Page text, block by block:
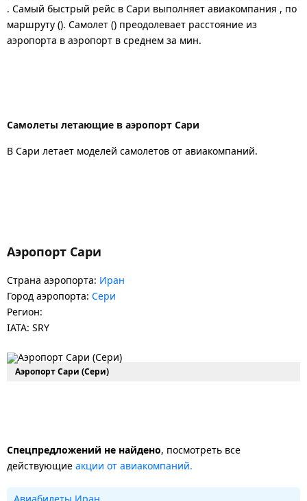
. Самый быстрый рейс в Сари выполняет авиакомпания , по
маршруту (). Самолет () преодолевает расстояние из
аэропорта в аэропорт в среднем за мин.
Самолеты летающие в аэропорт Сари
В Сари летает моделей самолетов от авиакомпаний.
Аэропорт Сари
Страна аэропорта: Иран
Город аэропорта: Сери
Регион:
IATA: SRY
Аэропорт Сари (Сери)
Спецпредложений не найдено, посмотреть все
действующие акции от авиакомпаний.
Авиабилеты Иран